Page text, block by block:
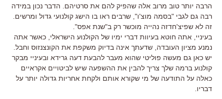
הרבה יותר טוב מרוב אלה שהפיק להם את סרטיהם. הדבר נכון במידה
רבה גם לגבי "בסמה מוצ'ו", שרבים ראו בו הישג קולנועי גדול ומרשים.
זה לא שפיצ'חדזה נהייה מוכשר רק ב"שנת אפס".
בעיניי, אתה חוטא בעיוות דברי ימיו של הקולנוע הישראלי, כאשר אתה
נמנע מציון העובדה, שדעתך אינה בדיוק משקפת את הקונצנזוס וחבל.
יש כאן גם מעשה פוליטי שהוא מעבר להבעת דעה גרידא ובעיניי מבקר
קולנוע ברמה שלך צריך להבין את ההשפעה שיש לביטויים אקראיים
כאלה על התודעה של מי שקורא אותם ולקחת אחריות גדולה יותר על
דבריו.